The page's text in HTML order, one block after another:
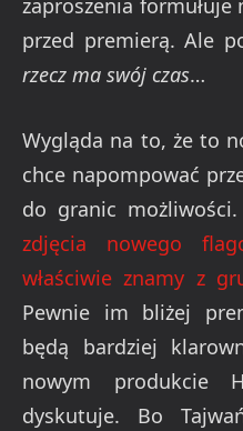
zaproszenia
przed premierą. Ale
rzecz ma swój czas…
Wygląda na to, że to
chce napompować
do granic
zdjęcia nowego
właściwie znamy z
Pewnie im bliżej
będą bardziej
nowym produkcie
dyskutuje. Bo